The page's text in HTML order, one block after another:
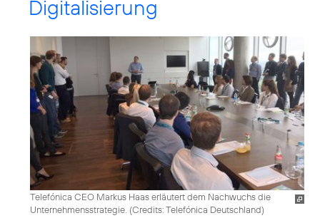
Digitalisierung
Telefónica CEO Markus Haas erläutert dem Nachwuchs die
Unternehmensstrategie. (Credits: Telefónica Deutschland)